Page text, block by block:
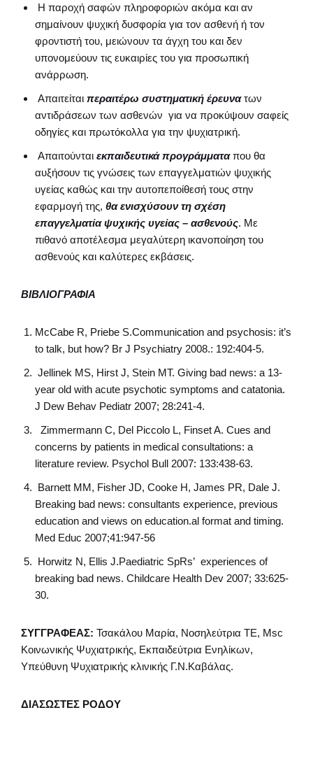
Η παροχή σαφών πληροφοριών ακόμα και αν
σημαίνουν ψυχική δυσφορία για τον ασθενή ή τον
φροντιστή του, μειώνουν τα άγχη του και δεν
υπονομεύουν τις ευκαιρίες του για προσωπική
ανάρρωση.
Απαιτείται περαιτέρω συστηματική έρευνατων
αντιδράσεων των ασθενών για να προκύψουν σαφείς
οδηγίες και πρωτόκολλα για την ψυχιατρική.
Απαιτούνται εκπαιδευτικά προγράμματαπου θα
αυξήσουν τις γνώσεις των επαγγελματιών ψυχικής
υγείας καθώς και την αυτοπεποίθεσή τους στην
εφαρμογή της, θα ενισχύσουν τη σχέση
επαγγελματία ψυχικής υγείας – ασθενούς. Με
πιθανό αποτέλεσμα μεγαλύτερη ικανοποίηση του
ασθενούς και καλύτερες εκβάσεις.
ΒΙΒΛΙΟΓΡΑΦΙΑ
McCabe R, Priebe S.Communication and psychosis: it’s
to talk, but how? Br J Psychiatry 2008.: 192:404-5.
Jellinek MS, Hirst J, Stein MT. Giving bad news: a 13-
year old with acute psychotic symptoms and catatonia.
J Dew Behav Pediatr 2007; 28:241-4.
Zimmermann C, Del Piccolo L, Finset A. Cues and
concerns by patients in medical consultations: a
literature review. Psychol Bull 2007: 133:438-63.
Barnett MM, Fisher JD, Cooke H, James PR, Dale J.
Breaking bad news: consultants experience, previous
education and views on education.al format and timing.
Med Educ 2007;41:947-56
Horwitz N, Ellis J.Paediatric SpRs’ experiences of
breaking bad news. Childcare Health Dev 2007; 33:625-
30.
ΣΥΓΓΡΑΦΕΑΣ: Τσακάλου Μαρία, Νοσηλεύτρια ΤΕ, Μsc
Kοινωνικής Ψυχιατρικής, Εκπαιδεύτρια Ενηλίκων,
Υπεύθυνη Ψυχιατρικής κλινικής Γ.Ν.Καβάλας.
ΔΙΑΣΩΣΤΕΣ ΡΟΔΟΥ